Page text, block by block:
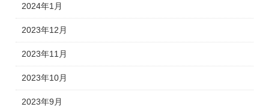
2024年1月
2023年12月
2023年11月
2023年10月
2023年9月